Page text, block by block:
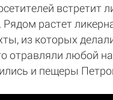
встретит
растет
из которых
отравляли любой
и пещеры